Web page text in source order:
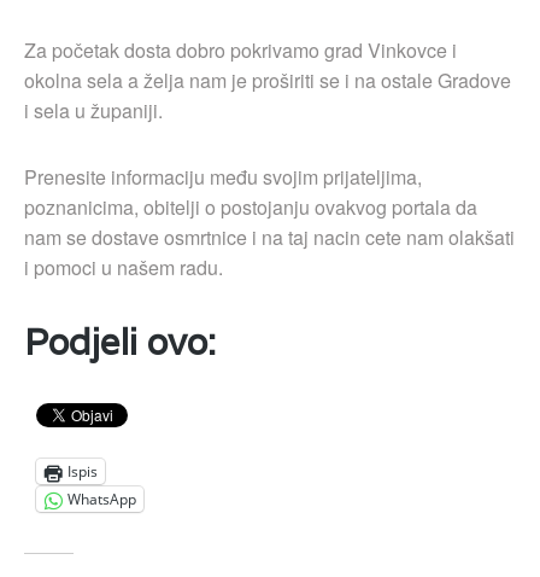
Za početak dosta dobro pokrivamo grad Vinkovce i
okolna sela a želja nam je proširiti se i na ostale Gradove
i sela u županiji.
Prenesite informaciju među svojim prijateljima,
poznanicima, obitelji o postojanju ovakvog portala da
nam se dostave osmrtnice i na taj nacin cete nam olakšati
i pomoci u našem radu.
Podjeli ovo:
Ispis
WhatsApp